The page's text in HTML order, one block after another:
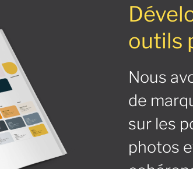
outils
Nous
de
sur les
photos